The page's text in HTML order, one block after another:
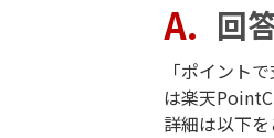
回
「ポイント
は楽天
詳細は以下を